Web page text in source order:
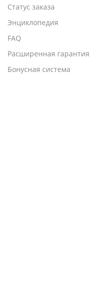
Статус заказа
Энциклопедия
FAQ
Расширенная гарантия
Бонусная система